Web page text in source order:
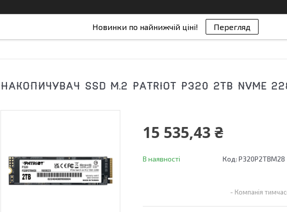
Новинки по найнижчій ціні! Перегляд
НАКОПИЧУВАЧ SSD M.2 PATRIOT P320 2TB NVME
15 535,43 ₴
В наявності Код: P320P2TBM28
Компанія